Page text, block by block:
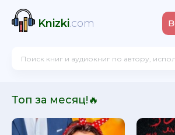
Knizki.com
Топ за месяц!🔥